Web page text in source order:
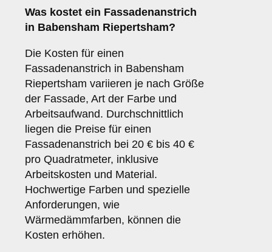
Was kostet ein Fassadenanstrich
in Babensham Riepertsham?
Die Kosten für einen
Fassadenanstrich in Babensham
Riepertsham variieren je nach Größe
der Fassade, Art der Farbe und
Arbeitsaufwand. Durchschnittlich
liegen die Preise für einen
Fassadenanstrich bei 20 € bis 40 €
pro Quadratmeter, inklusive
Arbeitskosten und Material.
Hochwertige Farben und spezielle
Anforderungen, wie
Wärmedämmfarben, können die
Kosten erhöhen.